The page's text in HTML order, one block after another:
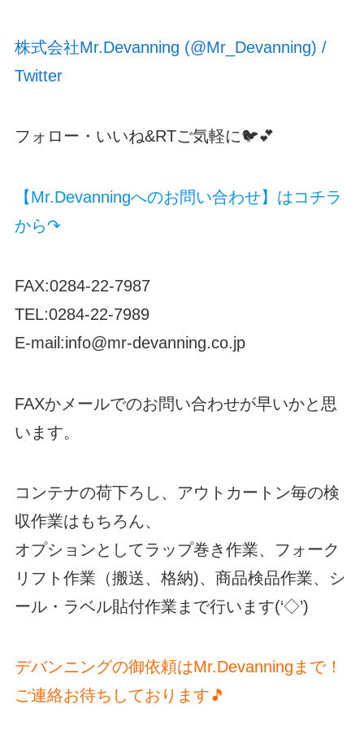
株式会社Mr.Devanning (@Mr_Devanning) /
Twitter
フォロー・いいね&RTご気軽に🐦💕
【Mr.Devanningへのお問い合わせ】はコチラ
から↷
FAX:0284-22-7987
TEL:0284-22-7989
E-mail:info@mr-devanning.co.jp
FAXかメールでのお問い合わせが早いかと思
います。
コンテナの荷下ろし、アウトカートン毎の検
収作業はもちろん、
オプションとしてラップ巻き作業、フォーク
リフト作業（搬送、格納)、商品検品作業、シ
ール・ラベル貼付作業まで行います(‘◇’)ゞ
デバンニングの御依頼はMr.Devanningまで！
ご連絡お待ちしております🎵